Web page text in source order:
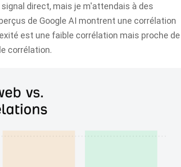
direct, mais je m'attendais à des
de Google AI montrent une corrélation
est une faible corrélation mais proche de
corrélation.